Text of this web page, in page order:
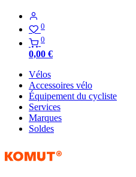
0
0
0,00 €
Vélos
Accessoires vélo
Équipement du cycliste
Services
Marques
Soldes